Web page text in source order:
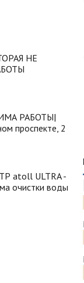
НЕ
РАБОТЫ|
проспекте, 2
atoll ULTRA -
очистки воды